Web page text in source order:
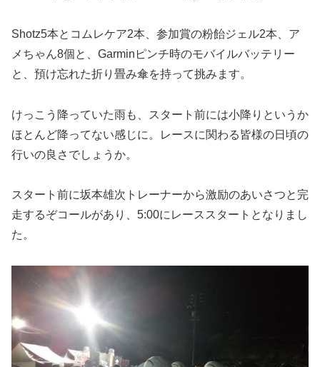
Shotz5本とコムレケア2本、参加賞の粉飴ジェル2本、ア
メちゃん8個と、Garminピンチ時のモバイルバッテリー
と、預け忘れた折り畳み傘を持って挑みます。
けっこう降っていた雨も、スタート前には小降りというか
ほとんど降ってない感じに。レースに関わる皆様の日頃の
行いの良さでしょうか。
スタート前に坂本雄次トレーナーから激励のあいさつと完
走するぞコールがあり、5:00にレーススタートとなりまし
た。